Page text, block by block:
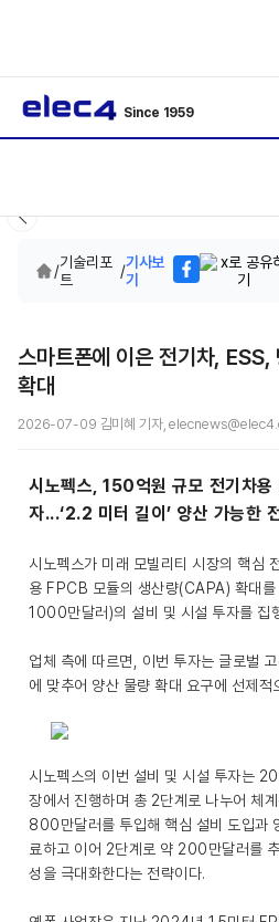
Since 1959
/기술리포
트
/기사보
기
스마트폰에 이은 전기차, ESS,
확대
2026-07-09 김미혜 기자,
시노펙스, 150억원 규모 전기차
자...‘2.2 미터 길이’ 양산 가능한
시노펙스가 미래 모빌리티 시장의 핵심
용 FPCB 모듈의 생산량(CAPA) 확대
1000만달러)의 설비 및 시설 투자를 집
업체 측에 따르면, 이번 투자는 글로벌
에 맞추어 양산 물량 확대 요구에 선제적
시노펙스의 이번 설비 및 시설 투자는
장에서 진행하며 총 2단계로 나누어 체
800만달러를 투입해 핵심 설비 도입과
료하고 이어 2단계로 약 200만달러를
성을 극대화한다는 전략이다.